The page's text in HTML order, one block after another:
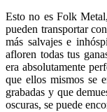
Esto no es Folk
pueden transportar
más salvajes e
afloren todas tus
era absolutamente
que ellos mismos se
grabadas y que
oscuras, se puede